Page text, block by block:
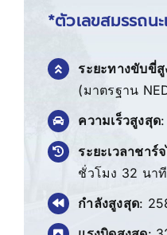
*ตัวเลขสมรรถน
ระยะทางขับขี่สู
(มาตรฐาน
ความเร็วสูงสุด
ระยะเวลาชาร์
ชั่วโมง 32 นาที
กำลังสูงสุด: